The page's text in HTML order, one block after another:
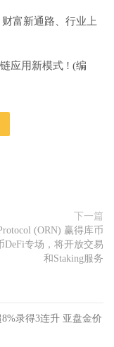
富新通路、行业上
应用新模式 ! (编
下一篇
(ORN) 赢得库币
DeFi专场，将开放交易
和Staking服务
录得3连升 亚盘金价